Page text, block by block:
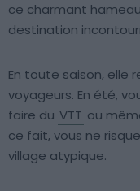
ce charmant
destination
En toute saison, elle
voyageurs. En été,
faire du VTT ou
ce fait, vous ne
village atypique.